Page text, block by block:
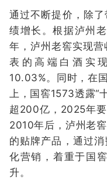
通过不断提价，除
绩增长。根据泸州
年，泸州老窖实现
表的高端白酒实
10.03%。同时，在
上，国窖1573透露
超200亿，2025年
2010年后，泸州老
的贴牌产品，通过
化营销，着重于国
升。